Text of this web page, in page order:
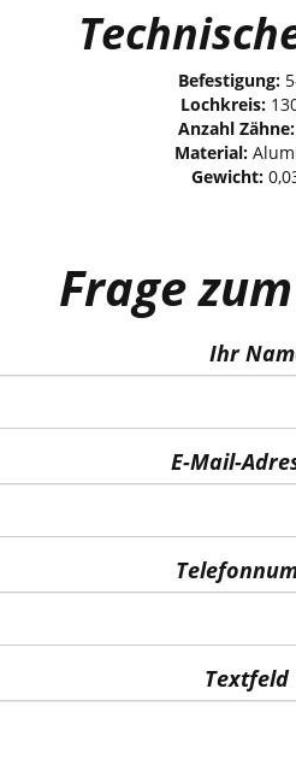
Befestigung:
Lochkreis:
Anzahl Zähne:
Material:
Gewicht:
Frage
Ihr
E-Mail-
Textfeld